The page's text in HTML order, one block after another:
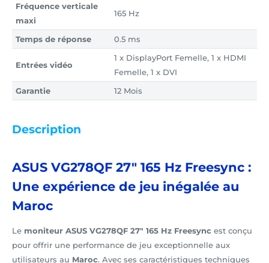
Fréquence verticale
maxi
165 Hz
Temps de réponse 0.5 ms
Entrées vidéo
1 x DisplayPort Femelle, 1 x HDMI
Femelle, 1 x DVI
Garantie
12 Mois
Description
ASUS VG278QF 27" 165 Hz Freesync :
Une expérience de jeu inégalée au
Maroc
Le moniteur ASUS VG278QF 27" 165 Hz Freesync est conçu
pour offrir une performance de jeu exceptionnelle aux
utilisateurs au Maroc. Avec ses caractéristiques techniques